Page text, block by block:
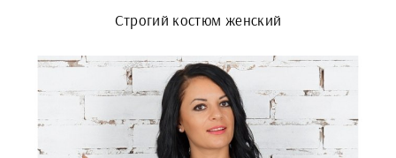
Строгий костюм женский